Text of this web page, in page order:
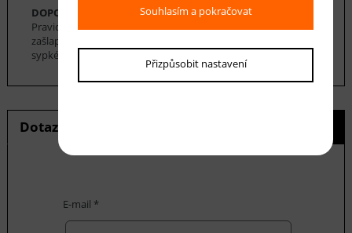
DOPORUČENÁ ÚDRŽBA:
Pravidelné vysávání nečistot z koberce, aby se zabránilo jejich
zašlapání do koberce. Pro hloubkové čištění je možné použít
sypké čističe koberců. Koberec se nesmí namáčet.
Dotaz na produkt
E-mail *
Souhlasím a pokračovat
Přizpůsobit nastavení